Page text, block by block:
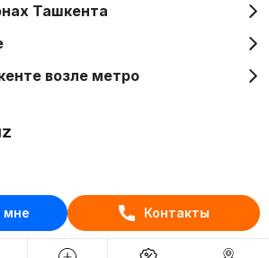
мне Контакты
Ташкента
возле метро